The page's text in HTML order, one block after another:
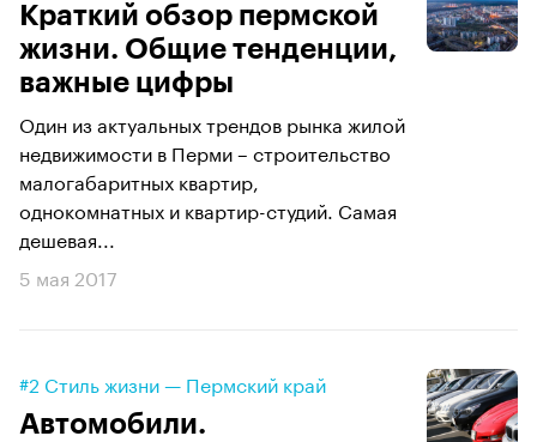
Краткий обзор пермской
жизни. Общие тенденции,
важные цифры
Один из актуальных трендов рынка жилой
недвижимости в Перми – строительство
малогабаритных квартир,
однокомнатных и квартир-студий. Самая
дешевая...
5 мая 2017
#2 Стиль жизни — Пермский край
Автомобили.